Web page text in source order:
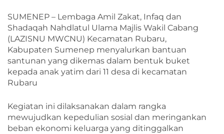
SUMENEP – Lembaga Amil Zakat, Infaq dan
Shadaqah Nahdlatul Ulama Majlis Wakil Cabang
(LAZISNU MWCNU) Kecamatan Rubaru,
Kabupaten Sumenep menyalurkan bantuan
santunan yang dikemas dalam bentuk buket
kepada anak yatim dari 11 desa di kecamatan
Rubaru
Kegiatan ini dilaksanakan dalam rangka
mewujudkan kepedulian sosial dan meringankan
beban ekonomi keluarga yang ditinggalkan